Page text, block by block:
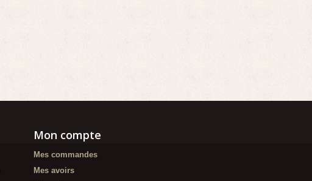
Mon compte
Mes commandes
Mes avoirs